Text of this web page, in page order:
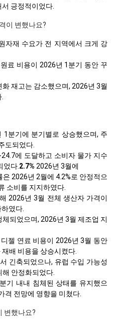
긍정적이었다.
이 변했나요?
자재 수요가 전 지역에서 크게 강
료 비용이 2026년 1분기 동안 꾸
재고는 감소했으며, 2026년 3월
분기에 분기별로 상승했으며, 주
도되었다.
에 도달하고 소비자 물가 지수
었다. 2.7% 2026년 3월에
2026년 2월에 4.2%로 안정적으
소비를 지지하였다.
2026년 3월 전체 생산자 가격이
였다.
되었으며, 2026년 3월 제조업 지
젤 연료 비용이 2026년 3월 동안
배 비용을 상승시켰다.
긴축되었으나, 유럽 수입 가능성
안정화되었다.
기 내내 침체된 상태를 유지했으
격 전망에 영향을 미쳤다.
변했나요?